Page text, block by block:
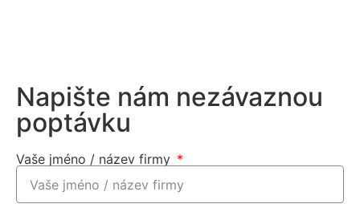
Napište nám nezávaznou
poptávku
Vaše jméno / název firmy